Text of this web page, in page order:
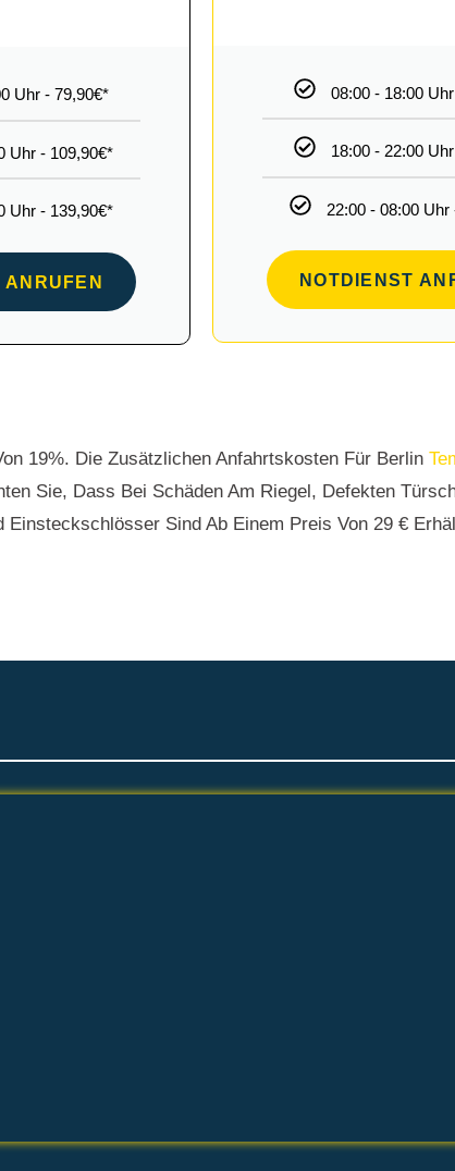
Uhr - 79,90€*
Uhr - 109,90€*
Uhr - 139,90€*
ANRUFEN
08:00 - 18:00
18:00 - 22:00
22:00 - 08:00 Uhr
NOTDIENST
19%. Die Zusätzlichen Anfahrtskosten Für Berlin
Sie, Dass Bei Schäden Am Riegel, Defekten
Sind Ab Einem Preis Von 29 €